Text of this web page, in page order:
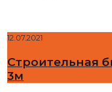
12.07.2021
Строительная
3м